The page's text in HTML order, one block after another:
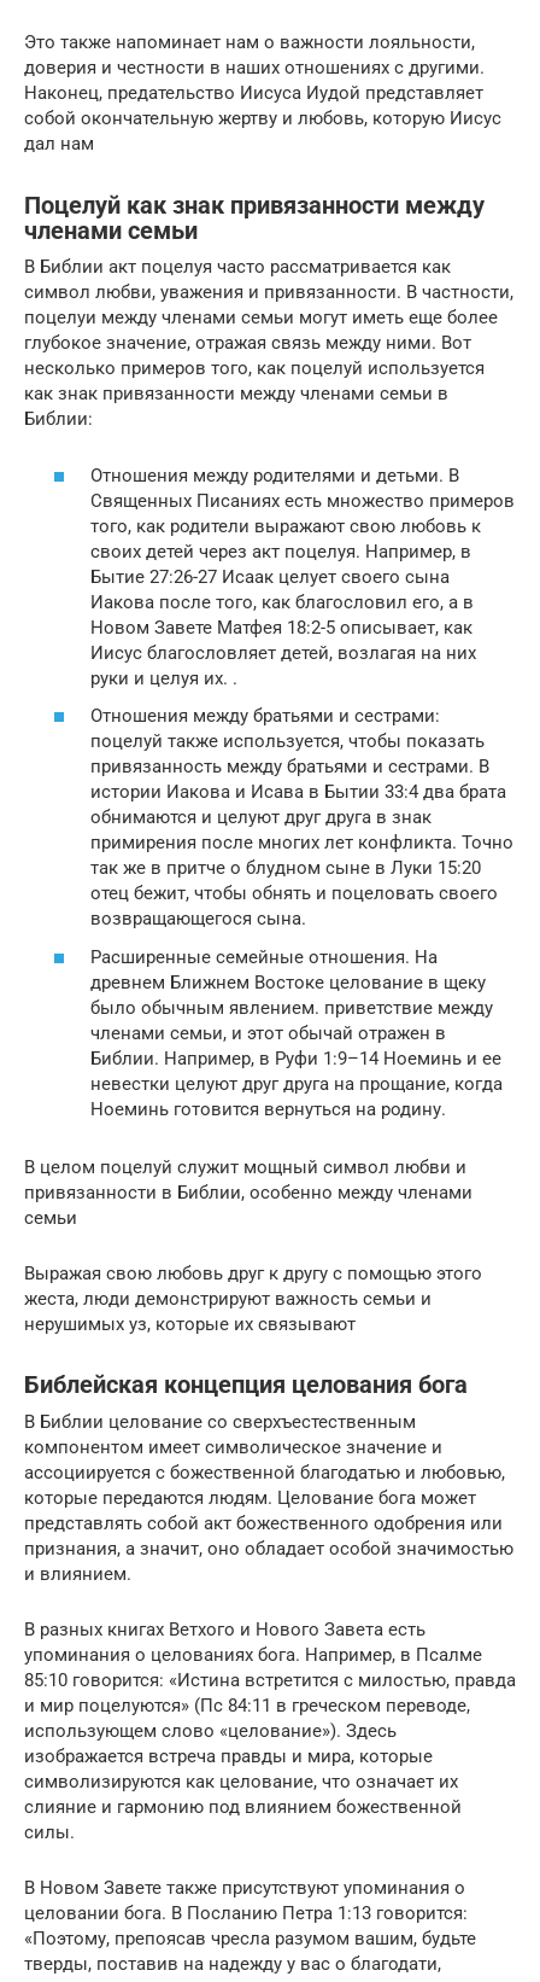
Это также напоминает нам о важности лояльности,
доверия и честности в наших отношениях с другими.
Наконец, предательство Иисуса Иудой представляет
собой окончательную жертву и любовь, которую Иисус
дал нам
Поцелуй как знак привязанности между
членами семьи
В Библии акт поцелуя часто рассматривается как
символ любви, уважения и привязанности. В частности,
поцелуи между членами семьи могут иметь еще более
глубокое значение, отражая связь между ними. Вот
несколько примеров того, как поцелуй используется
как знак привязанности между членами семьи в
Библии:
Отношения между родителями и детьми. В
Священных Писаниях есть множество примеров
того, как родители выражают свою любовь к
своих детей через акт поцелуя. Например, в
Бытие 27:26-27 Исаак целует своего сына
Иакова после того, как благословил его, а в
Новом Завете Матфея 18:2-5 описывает, как
Иисус благословляет детей, возлагая на них
руки и целуя их. .
Отношения между братьями и сестрами:
поцелуй также используется, чтобы показать
привязанность между братьями и сестрами. В
истории Иакова и Исава в Бытии 33:4 два брата
обнимаются и целуют друг друга в знак
примирения после многих лет конфликта. Точно
так же в притче о блудном сыне в Луки 15:20
отец бежит, чтобы обнять и поцеловать своего
возвращающегося сына.
Расширенные семейные отношения. На
древнем Ближнем Востоке целование в щеку
было обычным явлением. приветствие между
членами семьи, и этот обычай отражен в
Библии. Например, в Руфи 1:9–14 Ноеминь и ее
невестки целуют друг друга на прощание, когда
Ноеминь готовится вернуться на родину.
В целом поцелуй служит мощный символ любви и
привязанности в Библии, особенно между членами
семьи
Выражая свою любовь друг к другу с помощью этого
жеста, люди демонстрируют важность семьи и
нерушимых уз, которые их связывают
Библейская концепция целования бога
В Библии целование со сверхъестественным
компонентом имеет символическое значение и
ассоциируется с божественной благодатью и любовью,
которые передаются людям. Целование бога может
представлять собой акт божественного одобрения или
признания, а значит, оно обладает особой значимостью
и влиянием.
В разных книгах Ветхого и Нового Завета есть
упоминания о целованиях бога. Например, в Псалме
85:10 говорится: «Истина встретится с милостью, правда
и мир поцелуются» (Пс 84:11 в греческом переводе,
использующем слово «целование»). Здесь
изображается встреча правды и мира, которые
символизируются как целование, что означает их
слияние и гармонию под влиянием божественной
силы.
В Новом Завете также присутствуют упоминания о
целовании бога. В Посланию Петра 1:13 говорится:
«Поэтому, препоясав чресла разумом вашим, будьте
тверды, поставив на надежду у вас о благодати,